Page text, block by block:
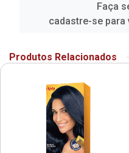
Faça
cadastre-se
Produtos Relacionados